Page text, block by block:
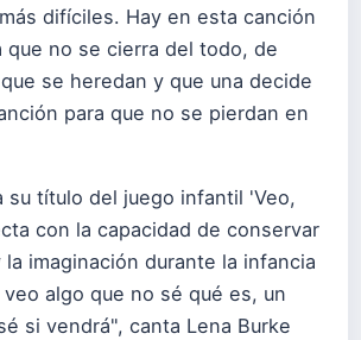
difíciles. Hay en esta canción
que no se cierra del todo, de
se heredan y que una decide
para que no se pierdan en
su título del juego infantil 'Veo,
con la capacidad de conservar
la imaginación durante la infancia
algo que no sé qué es, un
si vendrá", canta Lena Burke